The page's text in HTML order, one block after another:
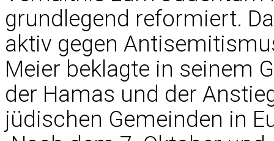
grundlegend reformiert.
aktiv gegen
Meier beklagte in seinem
der Hamas und der
jüdischen Gemeinden in